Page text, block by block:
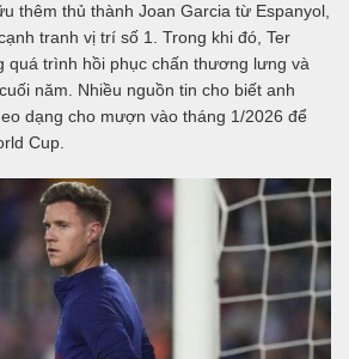
thêm thủ thành Joan Garcia từ Espanyol,
tranh vị trí số 1. Trong khi đó, Ter
quá trình hồi phục chấn thương lưng và
năm. Nhiều nguồn tin cho biết anh
dạng cho mượn vào tháng 1/2026 để
Cup.